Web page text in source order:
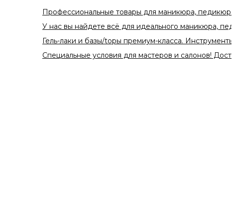
Профессиональные товары для маникюра, педикюра и
У нас вы найдете всё для идеального маникюра, педикюра
Гель-лаки и базы/topы премиум-класса. Инструменты и
Специальные условия для мастеров и салонов! Доставка